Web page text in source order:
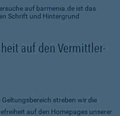
auf barmenia.de ist das
Schrift und Hintergrund
auf den Vermittler-
streben wir die
auf den Homepages unserer